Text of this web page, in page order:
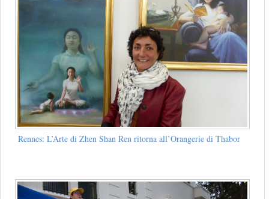
Rennes: L’Arte di Zhen Shan Ren ritorna all’Orangerie di Thabor